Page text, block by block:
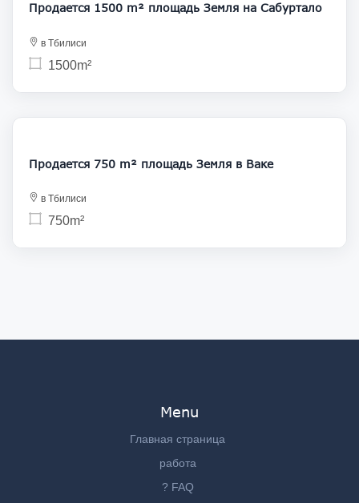
Продается 1500 m² площадь Земля на Сабуртало
в Тбилиси
1500m²
172 500
Продается 750 m² площадь Земля в Ваке
в Тбилиси
750m²
Menu
Главная страница
работа
? FAQ